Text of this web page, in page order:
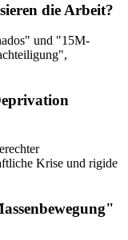
die Arbeit?
und "15M-
Krise und rigide